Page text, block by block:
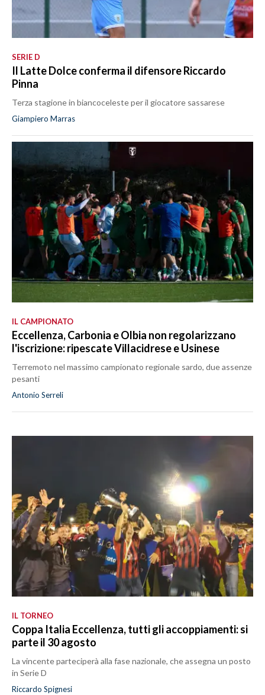
SERIE D
Il Latte Dolce conferma il difensore Riccardo
Pinna
Terza stagione in biancoceleste per il giocatore sassarese
Giampiero Marras
IL CAMPIONATO
Eccellenza, Carbonia e Olbia non regolarizzano
l'iscrizione: ripescate Villacidrese e Usinese
Terremoto nel massimo campionato regionale sardo, due assenze
pesanti
Antonio Serreli
IL TORNEO
Coppa Italia Eccellenza, tutti gli accoppiamenti: si
parte il 30 agosto
La vincente parteciperà alla fase nazionale, che assegna un posto
in Serie D
Riccardo Spignesi